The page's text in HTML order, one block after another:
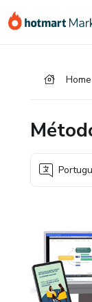
para
para
para
Home